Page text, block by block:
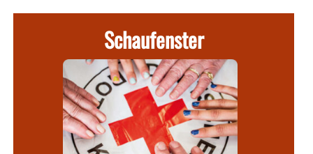
Schaufenster